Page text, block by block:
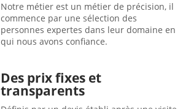
Notre métier est un métier de précision, il
commence par une sélection des
personnes expertes dans leur domaine en
qui nous avons confiance.
Des prix fixes et
transparents